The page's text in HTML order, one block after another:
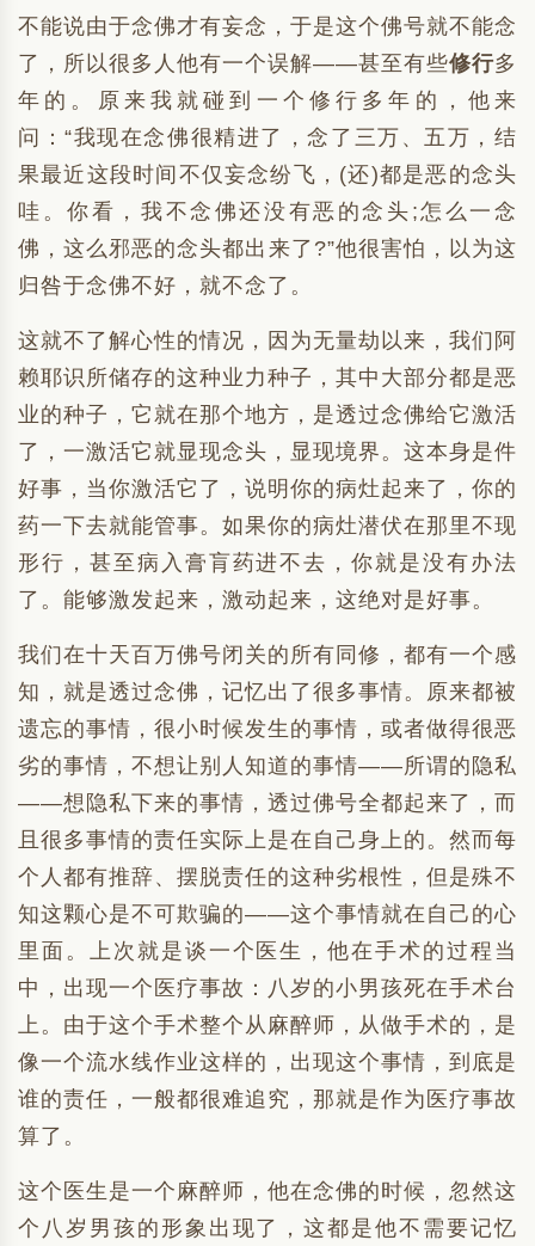
不能说由于念佛才有妄念，于是这个佛号就不能念
了，所以很多人他有一个误解——甚至有些修行多
年的。原来我就碰到一个修行多年的，他来
问：“我现在念佛很精进了，念了三万、五万，结
果最近这段时间不仅妄念纷飞，(还)都是恶的念头
哇。你看，我不念佛还没有恶的念头;怎么一念
佛，这么邪恶的念头都出来了?”他很害怕，以为这
归咎于念佛不好，就不念了。
这就不了解心性的情况，因为无量劫以来，我们阿
赖耶识所储存的这种业力种子，其中大部分都是恶
业的种子，它就在那个地方，是透过念佛给它激活
了，一激活它就显现念头，显现境界。这本身是件
好事，当你激活它了，说明你的病灶起来了，你的
药一下去就能管事。如果你的病灶潜伏在那里不现
形行，甚至病入膏肓药进不去，你就是没有办法
了。能够激发起来，激动起来，这绝对是好事。
我们在十天百万佛号闭关的所有同修，都有一个感
知，就是透过念佛，记忆出了很多事情。原来都被
遗忘的事情，很小时候发生的事情，或者做得很恶
劣的事情，不想让别人知道的事情——所谓的隐私
——想隐私下来的事情，透过佛号全都起来了，而
且很多事情的责任实际上是在自己身上的。然而每
个人都有推辞、摆脱责任的这种劣根性，但是殊不
知这颗心是不可欺骗的——这个事情就在自己的心
里面。上次就是谈一个医生，他在手术的过程当
中，出现一个医疗事故：八岁的小男孩死在手术台
上。由于这个手术整个从麻醉师，从做手术的，是
像一个流水线作业这样的，出现这个事情，到底是
谁的责任，一般都很难追究，那就是作为医疗事故
算了。
这个医生是一个麻醉师，他在念佛的时候，忽然这
个八岁男孩的形象出现了，这都是他不需要记忆